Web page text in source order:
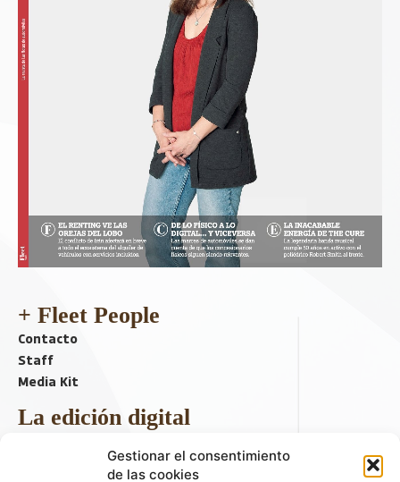
Gestionar el consentimiento
de las cookies
+ Fleet People
Contacto
Staff
Media Kit
La edición digital
Descargar último ejemplar
ir a hemeroteca